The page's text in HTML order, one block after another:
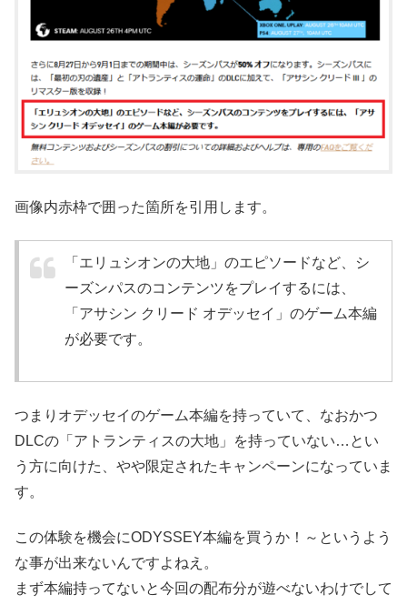
画像内赤枠で囲った箇所を引用します。
「エリュシオンの大地」のエピソードなど、シ
ーズンパスのコンテンツをプレイするには、
「アサシン クリード オデッセイ」のゲーム本編
が必要です。
つまりオデッセイのゲーム本編を持っていて、なおかつ
DLCの「アトランティスの大地」を持っていない…とい
う方に向けた、やや限定されたキャンペーンになっていま
す。
この体験を機会にODYSSEY本編を買うか！～というよう
な事が出来ないんですよねえ。
まず本編持ってないと今回の配布分が遊べないわけでして